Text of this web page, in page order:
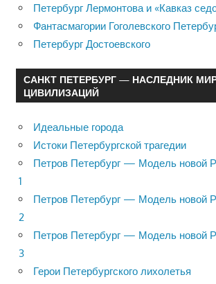
Петербург Лермонтова и «Кавказ
Фантасмагории Гоголевского
Петербург Достоевского
САНКТ ПЕТЕРБУРГ — НАСЛЕДНИК
ЦИВИЛИЗАЦИЙ
Идеальные города
Истоки Петербургской трагедии
Петров Петербург — Модель новой
1
Петров Петербург — Модель новой
2
Петров Петербург — Модель новой
3
Герои Петербургского лихолетья